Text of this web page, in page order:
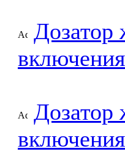
Дозатор
Дозатор